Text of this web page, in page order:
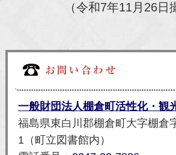
（令和7年11月26日
一般財団法人棚倉町活性化・観
福島県東白川郡棚倉町大字棚倉
1（町立図書館内）